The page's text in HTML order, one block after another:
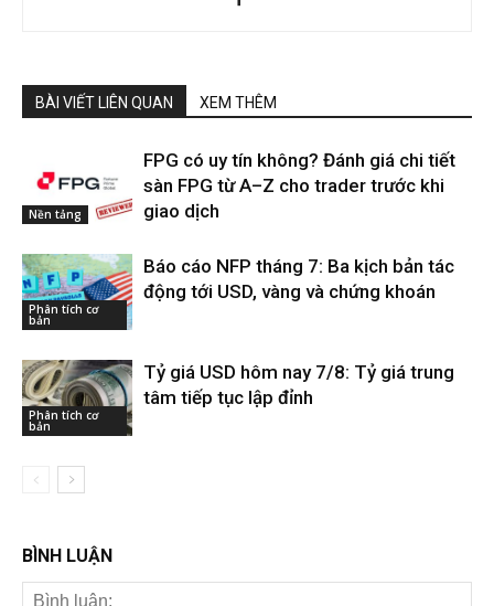
BÀI VIẾT LIÊN QUAN XEM THÊM
Nền tảng
FPG có uy tín không? Đánh giá chi tiết
sàn FPG từ A–Z cho trader trước khi
giao dịch
Phân tích cơ
bản
Báo cáo NFP tháng 7: Ba kịch bản tác
động tới USD, vàng và chứng khoán
Phân tích cơ
bản
Tỷ giá USD hôm nay 7/8: Tỷ giá trung
tâm tiếp tục lập đỉnh
BÌNH LUẬN